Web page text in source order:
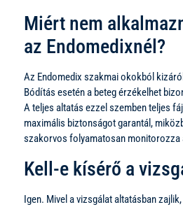
Miért nem
az Endomedixnél?
Az Endomedix szakmai okokból
Bódítás esetén a beteg érzékelhet
A teljes altatás ezzel szemben teljes
maximális biztonságot garantál,
szakorvos folyamatosan monitorozza
Kell-e kísérő a
Igen. Mivel a vizsgálat altatásban